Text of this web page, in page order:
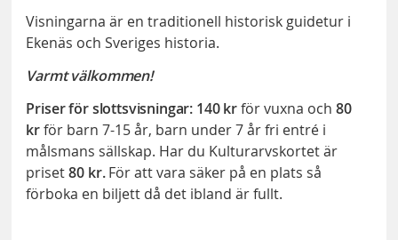
Visningarna är en traditionell historisk guidetur i
Ekenäs och Sveriges historia.
Varmt välkommen!
Priser för slottsvisningar: 140 krför vuxna och80
krför barn 7-15 år, barn under 7 år fri entré i
målsmans sällskap. Har du Kulturarvskortet är
priset80 kr.För att vara säker på en plats så
förboka en biljett då det ibland är fullt.